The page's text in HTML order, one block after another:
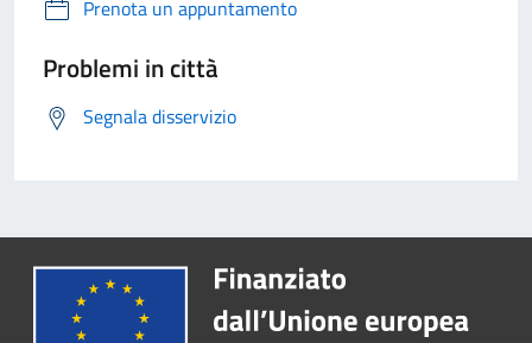
Prenota un appuntamento
Problemi in città
Segnala disservizio